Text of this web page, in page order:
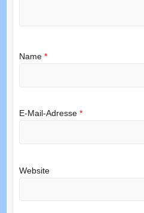
Name *
E-Mail-Adresse *
Website